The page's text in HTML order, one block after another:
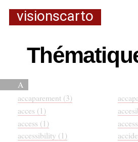
visionscarto
A
accaparement (3)
acces (1)
access (1)
accessibility (1)